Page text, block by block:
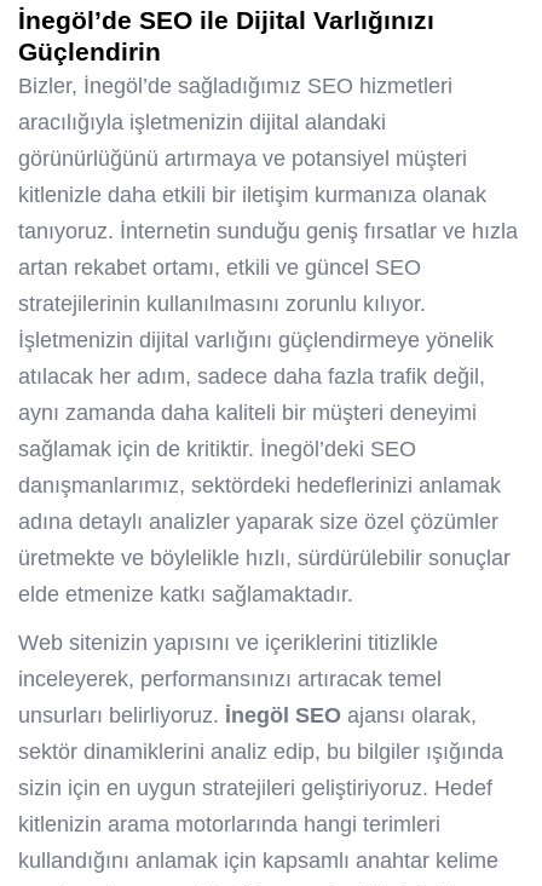
İnegöl’de SEO ile Dijital Varlığınızı
Güçlendirin
Bizler, İnegöl’de sağladığımız SEO hizmetleri
aracılığıyla işletmenizin dijital alandaki
görünürlüğünü artırmaya ve potansiyel müşteri
kitlenizle daha etkili bir iletişim kurmanıza olanak
tanıyoruz. İnternetin sunduğu geniş fırsatlar ve hızla
artan rekabet ortamı, etkili ve güncel SEO
stratejilerinin kullanılmasını zorunlu kılıyor.
İşletmenizin dijital varlığını güçlendirmeye yönelik
atılacak her adım, sadece daha fazla trafik değil,
aynı zamanda daha kaliteli bir müşteri deneyimi
sağlamak için de kritiktir. İnegöl’deki SEO
danışmanlarımız, sektördeki hedeflerinizi anlamak
adına detaylı analizler yaparak size özel çözümler
üretmekte ve böylelikle hızlı, sürdürülebilir sonuçlar
elde etmenize katkı sağlamaktadır.
Web sitenizin yapısını ve içeriklerini titizlikle
inceleyerek, performansınızı artıracak temel
unsurları belirliyoruz. İnegöl SEO ajansı olarak,
sektör dinamiklerini analiz edip, bu bilgiler ışığında
sizin için en uygun stratejileri geliştiriyoruz. Hedef
kitlenizin arama motorlarında hangi terimleri
kullandığını anlamak için kapsamlı anahtar kelime